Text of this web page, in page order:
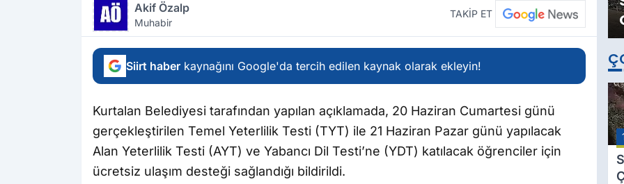
Akif Özalp
Muhabir
TAKİP ET
Siirt haber kaynağını Google'da tercih edilen kaynak olarak ekleyin!
Kurtalan Belediyesi tarafından yapılan açıklamada, 20 Haziran Cumartesi günü
gerçekleştirilen Temel Yeterlilik Testi (TYT) ile 21 Haziran Pazar günü yapılacak
Alan Yeterlilik Testi (AYT) ve Yabancı Dil Testi’ne (YDT) katılacak öğrenciler için
ücretsiz ulaşım desteği sağlandığı bildirildi.